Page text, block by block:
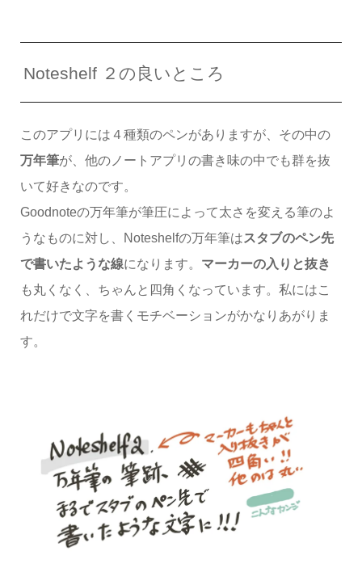
Noteshelf ２の良いところ
このアプリには４種類のペンがありますが、その中の
万年筆が、他のノートアプリの書き味の中でも群を抜
いて好きなのです。
Goodnoteの万年筆が筆圧によって太さを変える筆のよ
うなものに対し、Noteshelfの万年筆はスタブのペン先
で書いたような線になります。 マーカーの入りと抜き
も丸くなく、ちゃんと四角くなっています。私にはこ
れだけで文字を書くモチベーションがかなりあがりま
す。